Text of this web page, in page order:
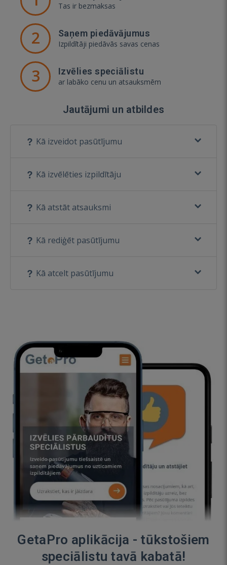
Tas ir bezmaksas
2 Saņem piedāvājumus
Izpildītāji piedāvās savas cenas
3 Izvēlies speciālistu
ar labāko cenu un atsauksmēm
Jautājumi un atbildes
Kā izveidot pasūtījumu
Kā izvēlēties izpildītāju
Kā atstāt atsauksmi
Kā rediģēt pasūtījumu
Kā atcelt pasūtījumu
GetaPro aplikācija - tūkstošiem
speciālistu tavā kabatā!